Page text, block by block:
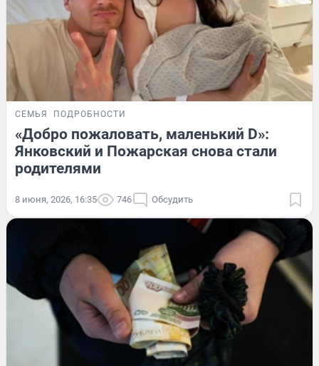
СЕМЬЯ ПОДРОБНОСТИ
«Добро пожаловать, маленький D»:
Янковский и Пожарская снова стали
родителями
8 июня, 2026, 16:35 746 Обсудить